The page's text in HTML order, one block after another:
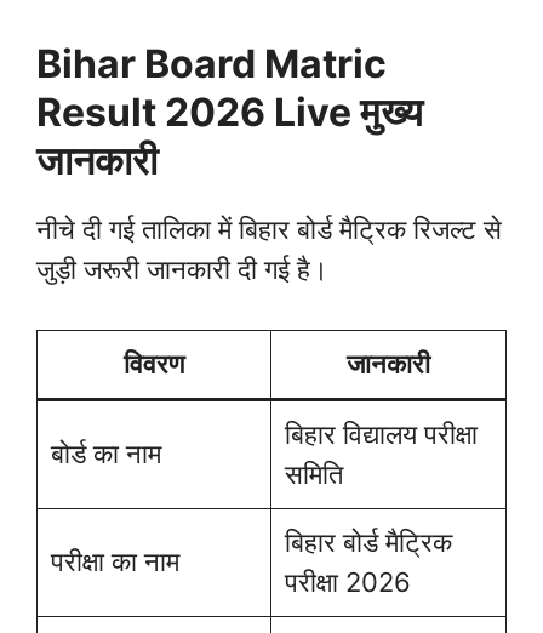
Bihar Board Matric
Result 2026 Liveमुख्य
जानकारी
नीचे दी गई तालिका में बिहार बोर्ड मैट्रिक रिजल्ट से
जुड़ी जरूरी जानकारी दी गई है।
विवरण जानकारी
बोर्ड का नाम
बिहार विद्यालय परीक्षा
समिति
परीक्षा का नाम
बिहार बोर्ड मैट्रिक
परीक्षा 2026